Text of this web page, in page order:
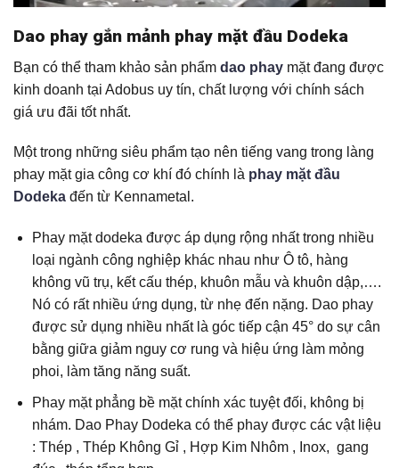
Dao phay gắn mảnh phay mặt đầu Dodeka
Bạn có thể tham khảo sản phẩm dao phay mặt đang được
kinh doanh tại Adobus uy tín, chất lượng với chính sách
giá ưu đãi tốt nhất.
Một trong những siêu phẩm tạo nên tiếng vang trong làng
phay mặt gia công cơ khí đó chính là phay mặt đầu
Dodeka đến từ Kennametal.
Phay mặt dodeka được áp dụng rộng nhất trong nhiều
loại ngành công nghiệp khác nhau như Ô tô, hàng
không vũ trụ, kết cấu thép, khuôn mẫu và khuôn dập,….
Nó có rất nhiều ứng dụng, từ nhẹ đến nặng. Dao phay
được sử dụng nhiều nhất là góc tiếp cận 45° do sự cân
bằng giữa giảm nguy cơ rung và hiệu ứng làm mỏng
phoi, làm tăng năng suất.
Phay mặt phẳng bề mặt chính xác tuyệt đối, không bị
nhám. Dao Phay Dodeka có thể phay được các vật liệu
: Thép , Thép Không Gỉ , Hợp Kim Nhôm , Inox, gang